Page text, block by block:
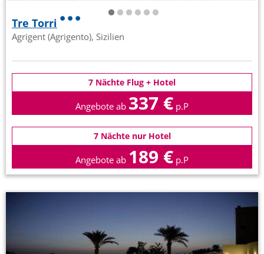
Tre Torri
Agrigent (Agrigento), Sizilien
7 Nächte Flug + Hotel
Angebote ab 337 € p.P
7 Nächte nur Hotel
Angebote ab 189 € p.P